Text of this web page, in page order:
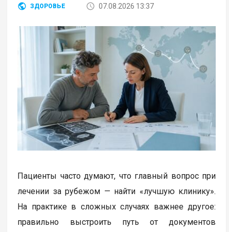
ЗДОРОВЬЕ 07.08.2026 13:37
Пациенты часто думают, что главный вопрос при
лечении за рубежом — найти «лучшую клинику».
На практике в сложных случаях важнее другое:
правильно выстроить путь от документов